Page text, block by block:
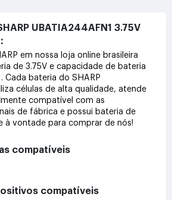
UBATIA244AFN1 3.75V
em nossa loja online brasileira
de 3.75V e capacidade de bateria
Cada bateria do SHARP
células de alta qualidade, atende
compatível com as
de fábrica e possui bateria de
à vontade para comprar de nós!
compatíveis
compatíveis